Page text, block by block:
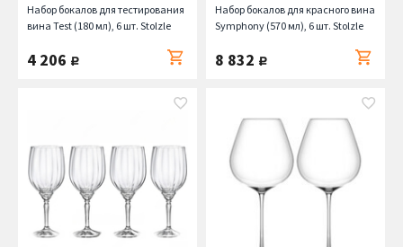
Набор бокалов для тестирования
вина Test (180 мл), 6 шт. Stolzle
4 206 руб.
Набор бокалов для красного вина
Symphony (570 мл), 6 шт. Stolzle
8 832 руб.